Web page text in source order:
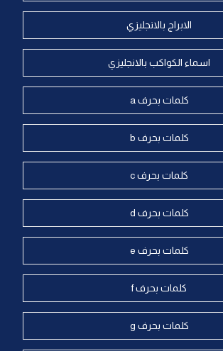
الابراج بالانجليزي
اسماء الكواكب بالانجليزي
كلمات بحرف a
كلمات بحرف b
كلمات بحرف c
كلمات بحرف d
كلمات بحرف e
كلمات بحرف f
كلمات بحرف g